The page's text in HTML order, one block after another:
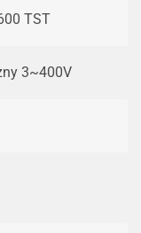
TST
3~400V